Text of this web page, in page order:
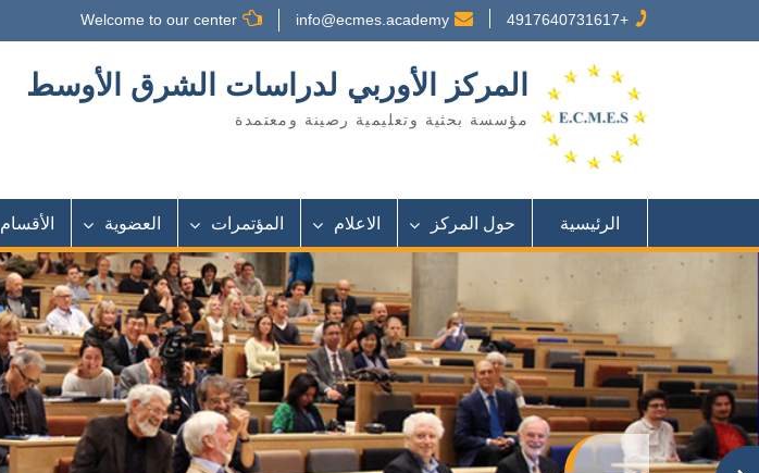
+4917640731617
info@ecmes.academy
Welcome to our center
المركز الأوربي لدراسات الشرق الأوسط
مؤسسة بحثية وتعليمية رصينة ومعتمدة
الرئيسية حول المركز الاعلام المؤتمرات العضوية الأقسام